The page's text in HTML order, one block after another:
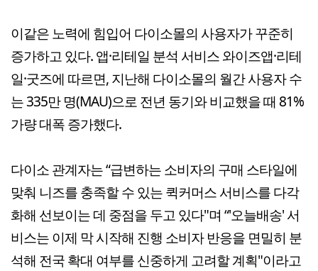
이같은 노력에 힘입어 다이소몰의 사용자가 꾸준히
증가하고 있다. 앱·리테일 분석 서비스 와이즈앱·리테
일·굿즈에 따르면, 지난해 다이소몰의 월간 사용자 수
는 335만 명(MAU)으로 전년 동기와 비교했을 때 81%
가량 대폭 증가했다.
다이소 관계자는 “급변하는 소비자의 구매 스타일에
맞춰 니즈를 충족할 수 있는 퀵커머스 서비스를 다각
화해 선보이는 데 중점을 두고 있다"며 “'오늘배송' 서
비스는 이제 막 시작해 진행 소비자 반응을 면밀히 분
석해 전국 확대 여부를 신중하게 고려할 계획"이라고